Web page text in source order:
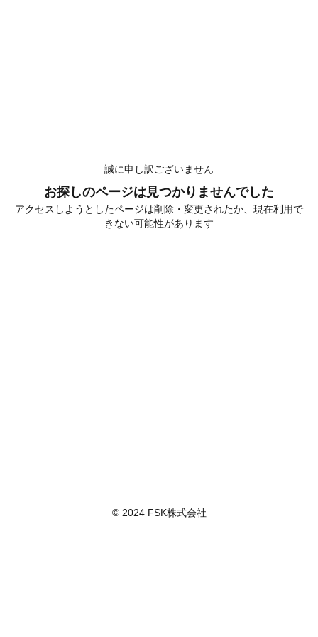
誠に申し訳ございません
お探しのページは見つかりませんでした
アクセスしようとしたページは削除・変更されたか、現在利用で
きない可能性があります
© 2024 FSK株式会社